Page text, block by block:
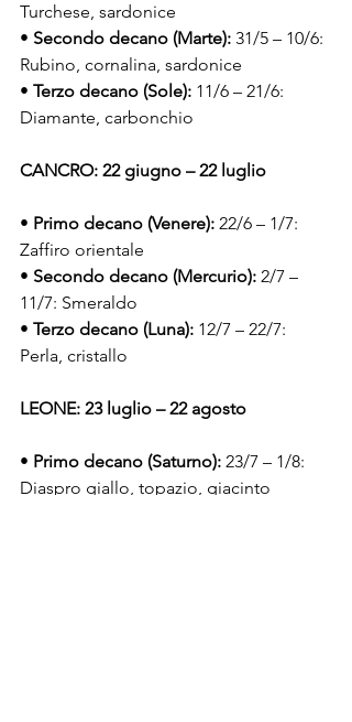
Turchese, sardonice
• Secondo decano (Marte): 31/5 – 10/6:
Rubino, cornalina, sardonice
• Terzo decano (Sole): 11/6 – 21/6:
Diamante, carbonchio
CANCRO: 22 giugno – 22 luglio
• Primo decano (Venere): 22/6 – 1/7:
Zaffiro orientale
• Secondo decano (Mercurio): 2/7 –
11/7: Smeraldo
• Terzo decano (Luna): 12/7 – 22/7:
Perla, cristallo
LEONE: 23 luglio – 22 agosto
• Primo decano (Saturno): 23/7 – 1/8:
Diaspro giallo, topazio, giacinto